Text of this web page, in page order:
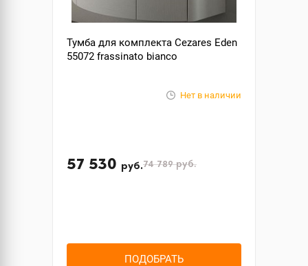
Тумба для комплекта Cezares Eden
55072 frassinato bianco
Нет в наличии
57 530 руб.74 789руб.
ПОДОБРАТЬ